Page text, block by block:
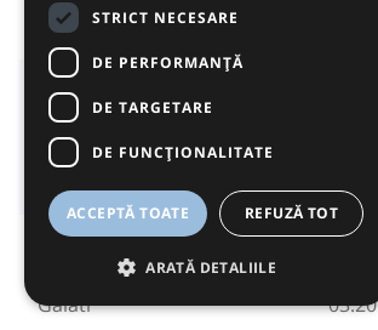
TransMarian Braila
Aeroport Otopeni
Galati
Transport & Transfer by TST Turistik
Aeroport Otopeni
Galati
03:20
STRICT NECESARE
DE PERFORMANȚĂ
DE TARGETARE
DE FUNCŢIONALITATE
ACCEPTĂ TOATE REFUZĂ TOT
ARATĂ DETALIILE